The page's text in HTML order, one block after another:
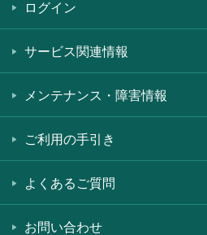
ログイン
サービス関連情報
メンテナンス・障害情報
ご利用の手引き
よくあるご質問
お問い合わせ